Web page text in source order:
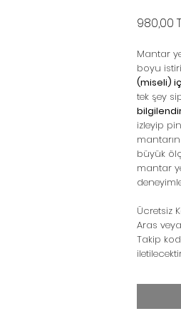
980,00
Mantar
boyu
(miseli)
tek şey
izleyip
büyük
mantar
Ücretsiz
Aras
Takip